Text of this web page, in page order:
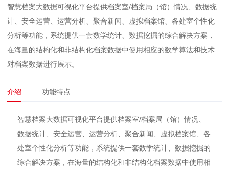
智慧档案大数据可视化平台提供档案室/档案局（馆）情况、数据统
计、安全运营、运营分析、聚合新闻、虚拟档案馆、各处室个性化
分析等功能，系统提供一套数学统计、数据挖掘的综合解决方案，
在海量的结构化和非结构化档案数据中使用相应的数学算法和技术
对档案数据进行展示。
介绍 功能特点
智慧档案大数据可视化平台提供档案室/档案局（馆）情况、
数据统计、安全运营、运营分析、聚合新闻、虚拟档案馆、各
处室个性化分析等功能，系统提供一套数学统计、数据挖掘的
综合解决方案，在海量的结构化和非结构化档案数据中使用相